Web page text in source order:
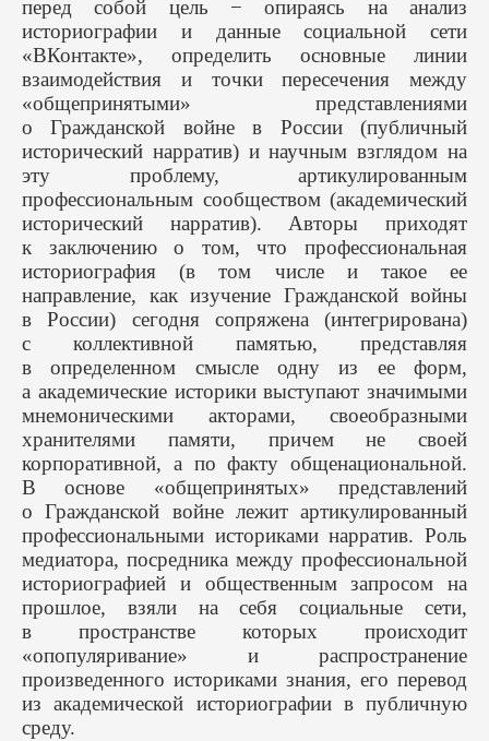
перед собой цель − опираясь на анализ
историографии и данные социальной сети
«ВКонтакте», определить основные линии
взаимодействия и точки пересечения между
«общепринятыми» представлениями
о Гражданской войне в России (публичный
исторический нарратив) и научным взглядом на
эту проблему, артикулированным
профессиональным сообществом (академический
исторический нарратив). Авторы приходят
к заключению о том, что профессиональная
историография (в том числе и такое ее
направление, как изучение Гражданской войны
в России) сегодня сопряжена (интегрирована)
с коллективной памятью, представляя
в определенном смысле одну из ее форм,
а академические историки выступают значимыми
мнемоническими акторами, своеобразными
хранителями памяти, причем не своей
корпоративной, а по факту общенациональной.
В основе «общепринятых» представлений
о Гражданской войне лежит артикулированный
профессиональными историками нарратив. Роль
медиатора, посредника между профессиональной
историографией и общественным запросом на
прошлое, взяли на себя социальные сети,
в пространстве которых происходит
«опопуляривание» и распространение
произведенного историками знания, его перевод
из академической историографии в публичную
среду.